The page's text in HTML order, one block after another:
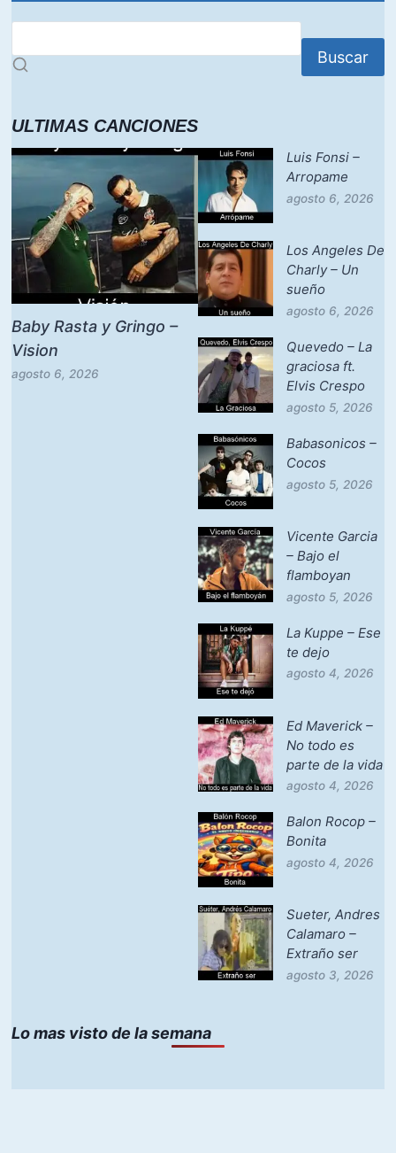
Buscar
ULTIMAS CANCIONES
Baby Rasta y Gringo –
Vision
agosto 6, 2026
Luis Fonsi –
Arropame
agosto 6, 2026
Los Angeles De
Charly – Un
sueño
agosto 6, 2026
Quevedo – La
graciosa ft.
Elvis Crespo
agosto 5, 2026
Babasonicos –
Cocos
agosto 5, 2026
Vicente Garcia
– Bajo el
flamboyan
agosto 5, 2026
La Kuppe – Ese
te dejo
agosto 4, 2026
Ed Maverick –
No todo es
parte de la vida
agosto 4, 2026
Balon Rocop –
Bonita
agosto 4, 2026
Sueter, Andres
Calamaro –
Extraño ser
agosto 3, 2026
Lo mas visto de la semana